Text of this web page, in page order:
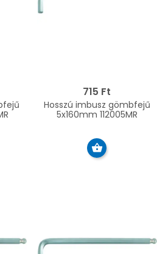
715 Ft
Hosszú imbusz gömbfejű
5x160mm 112005MR